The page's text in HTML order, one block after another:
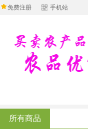
免费注册 手机站
所有商品